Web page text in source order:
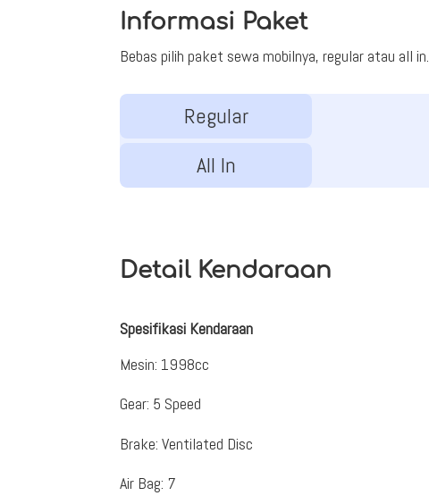
Informasi Paket
Bebas pilih paket sewa mobilnya, regular atau all in.
Regular
All In
Detail Kendaraan
Spesifikasi Kendaraan
Mesin: 1998cc
Gear: 5 Speed
Brake:Ventilated Disc
Air Bag: 7